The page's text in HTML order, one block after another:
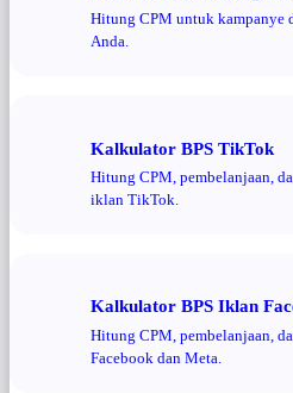
Hitung CPM untuk kampanye
Anda.
Kalkulator BPS TikTok
Hitung CPM, pembelanjaan,
iklan TikTok.
Kalkulator BPS Iklan
Hitung CPM, pembelanjaan,
Facebook dan Meta.